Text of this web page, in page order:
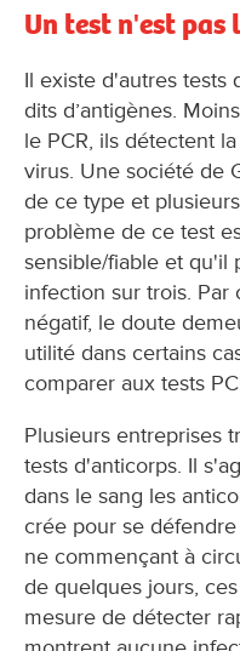
Un test n'est pas
Il existe d'autres tests
dits d’antigènes.
le PCR, ils détectent
virus. Une société de
de ce type et
problème de ce test
sensible/fiable et qu'il
infection sur trois. Par
négatif, le doute
utilité dans certains
comparer aux tests
Plusieurs entreprises
tests d'anticorps. Il
dans le sang les
crée pour se
ne commençant à
de quelques jours,
mesure de détecter